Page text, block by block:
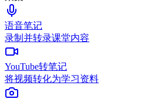
语音笔记
录制并转录课堂内容
YouTube转笔记
将视频转化为学习资料